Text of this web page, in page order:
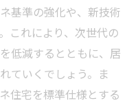
基準の強化や、新技術
これにより、次世代の
低減するとともに、居
ていくでしょう。ま
住宅を標準仕様とする